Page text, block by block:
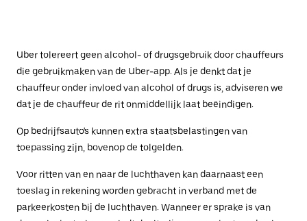
Uber tolereert geen alcohol- of drugsgebruik door chauffeurs
die gebruikmaken van de Uber-app. Als je denkt dat je
chauffeur onder invloed van alcohol of drugs is, adviseren we
dat je de chauffeur de rit onmiddellijk laat beëindigen.
Op bedrijfsauto's kunnen extra staatsbelastingen van
toepassing zijn, bovenop de tolgelden.
Voor ritten van en naar de luchthaven kan daarnaast een
toeslag in rekening worden gebracht in verband met de
parkeerkosten bij de luchthaven. Wanneer er sprake is van